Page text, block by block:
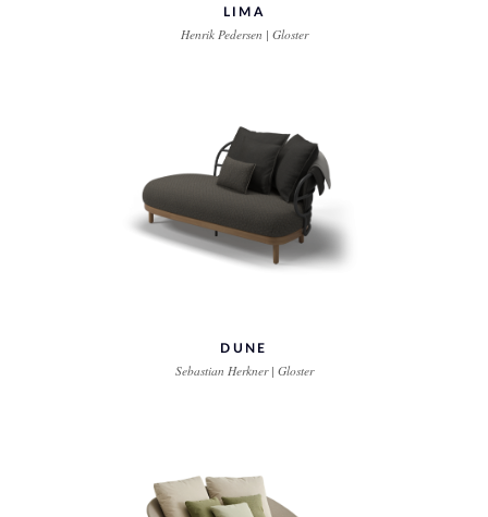
LIMA
Henrik Pedersen | Gloster
DUNE
Sebastian Herkner | Gloster